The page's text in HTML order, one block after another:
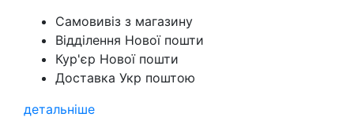
Самовивіз з магазину
Відділення Нової пошти
Кур'єр Нової пошти
Доставка Укр поштою
детальніше